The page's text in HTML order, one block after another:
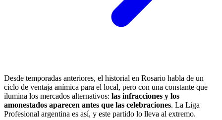
Desde temporadas anteriores, el historial en Rosario habla de un
ciclo de ventaja anímica para el local, pero con una constante que
ilumina los mercados alternativos: las infracciones y los
amonestados aparecen antes que las celebraciones. La Liga
Profesional argentina es así, y este partido lo lleva al extremo.